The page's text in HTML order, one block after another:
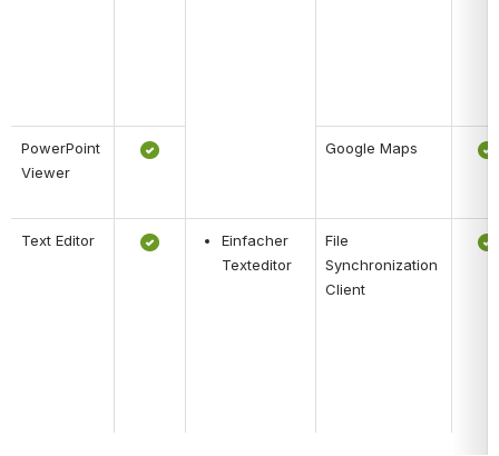
PowerPoint
Viewer
Google Maps
Text Editor
Einfacher
Texteditor
File
Synchronization
Client